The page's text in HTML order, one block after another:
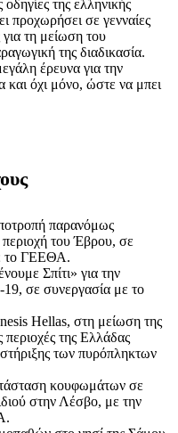
της ελληνικής
προχωρήσει σε γενναίες
για τη μείωση του
της διαδικασία.
έρευνα για την
όχι μόνο, ώστε να μπει
παρανόμως
του Έβρου, σε
το ΓΕΕΘΑ.
Σπίτι» για την
σε συνεργασία με το
Hellas, στη μείωση της
περιοχές της Ελλάδας
των πυρόπληκτων
κουφωμάτων σε
στην Λέσβο, με την